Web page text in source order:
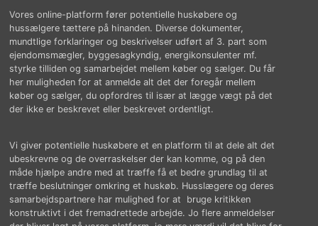
Vores online-platform fører potentielle huskøbere og
hussælgere tættere på hinanden. Diverse dokumenter,
mundtlige forklaringer og beskrivelser udført af 3. part som
ejendomsmægler, byggesagkyndig, energikonsulenter mf.
styrke tilliden og samarbejdet mellem køber og sælger. Du får
her muligheden for at anmelde alt det der foregår mellem
køber og sælger, du opfordres til især at lægge vægt på det
der ikke er beskrevet eller beskrevet ordentligt.
Vi giver potentielle huskøbere et en platform til at dele alt det
ubeskrevne og de overraskelser der kan komme, og på den
måde hjælpe andre med at træffe få et bedre grundlag til at
træffe beslutninger omkring et huskøb. Husslægere og deres
samarbejdspartnere har mulighed for at bruge kritikken
konstruktivt i det fremadrettede arbejde. Jo flere anmeldelser